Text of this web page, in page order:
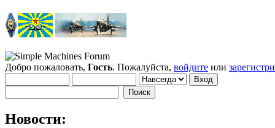
Добро пожаловать, Гость. Пожалуйста, войдите или
Новости: